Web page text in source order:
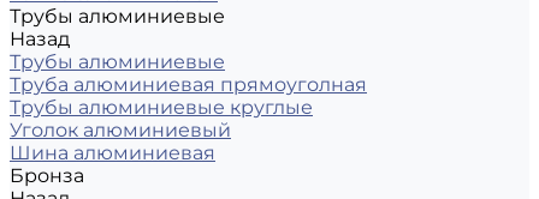
Трубы алюминиевые
Назад
Трубы алюминиевые
Труба алюминиевая прямоуголная
Трубы алюминиевые круглые
Уголок алюминиевый
Шина алюминиевая
Бронза